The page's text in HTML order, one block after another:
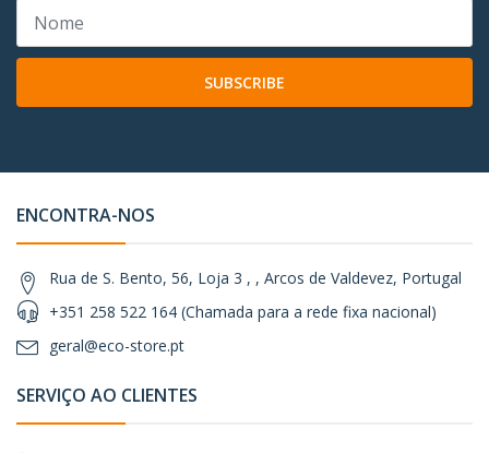
SUBSCRIBE
ENCONTRA-NOS
Rua de S. Bento, 56, Loja 3 , , Arcos de Valdevez, Portugal
+351 258 522 164 (Chamada para a rede fixa nacional)
geral@eco-store.pt
SERVIÇO AO CLIENTES